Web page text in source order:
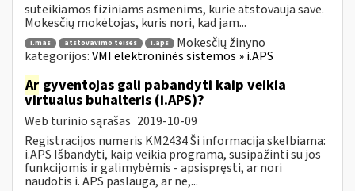
suteikiamos fiziniams asmenims, kurie atstovauja save.
Mokesčių mokėtojas, kuris nori, kad jam...
i.mas atstovavimo teisės i.aps
Mokesčių žinyno
kategorijos:VMI elektroninės sistemos » i.APS
Ar gyventojas gali pabandyti kaip veikia
virtualus buhalteris (i.APS)?
Web turinio sąrašas 2019-10-09
Registracijos numeris KM2434 Ši informacija skelbiama:
i.APS Išbandyti, kaip veikia programa, susipažinti su jos
funkcijomis ir galimybėmis - apsispręsti, ar nori
naudotis i. APS paslauga, ar ne,...